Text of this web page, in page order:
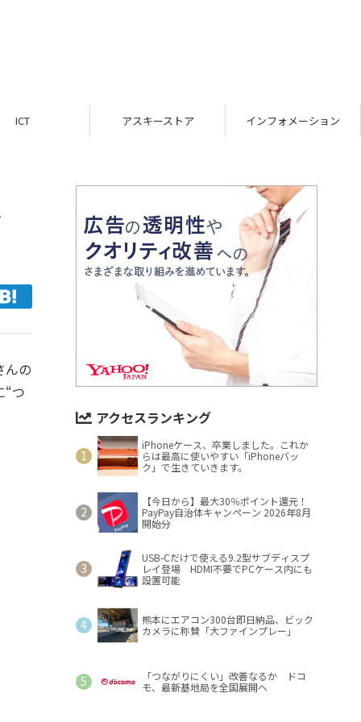
ICT アスキーストア インフォメーション
んの
“つ
アクセスランキング
iPhoneケース、卒業しました。これか
らは最高に使いやすい「iPhoneバッ
ク」で生きていきます。
【今日から】最大30％ポイント還元！
PayPay自治体キャンペーン 2026年8月
開始分
USB-Cだけで使える9.2型サブディスプ
レイ登場 HDMI不要でPCケース内にも
設置可能
熊本にエアコン300台即日納品、ビック
カメラに称賛「大ファインプレー」
「つながりにくい」改善なるか ドコ
モ、最新基地局を全国展開へ